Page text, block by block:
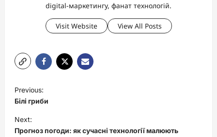
digital-маркетингу, фанат технологій.
Visit Website View All Posts
P
o
s
t
Previous:
Білі гриби
Next:
Прогноз погоди: як сучасні технології малюють